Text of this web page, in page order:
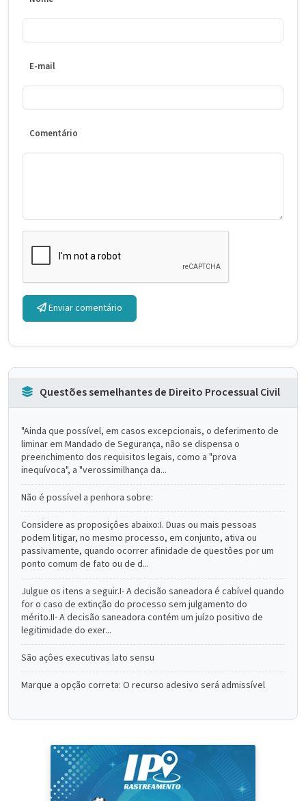
E-mail
Comentário
Enviar comentário
Questões semelhantes de Direito Processual Civil
"Ainda que possível, em casos excepcionais, o deferimento de
liminar em Mandado de Segurança, não se dispensa o
preenchimento dos requisitos legais, como a "prova
inequívoca", a "verossimilhança da...
Não é possível a penhora sobre:
Considere as proposiçôes abaixo:I. Duas ou mais pessoas
podem litigar, no mesmo processo, em conjunto, ativa ou
passivamente, quando ocorrer afinidade de questôes por um
ponto comum de fato ou de d...
Julgue os itens a seguir.I- A decisão saneadora é cabível quando
for o caso de extinção do processo sem julgamento do
mérito.II- A decisão saneadora contém um juízo positivo de
legitimidade do exer...
São açôes executivas lato sensu
Marque a opção correta: O recurso adesivo será admissível